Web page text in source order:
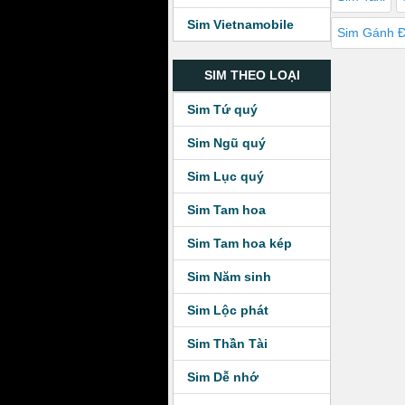
Sim Vietnamobile
SIM THEO LOẠI
Sim Tứ quý
Sim Ngũ quý
Sim Lục quý
Sim Tam hoa
Sim Tam hoa kép
Sim Năm sinh
Sim Lộc phát
Sim Thần Tài
Sim Dễ nhớ
Sim Gánh